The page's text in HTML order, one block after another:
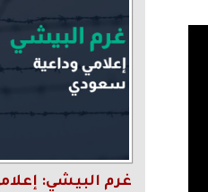
غرم البيشي: